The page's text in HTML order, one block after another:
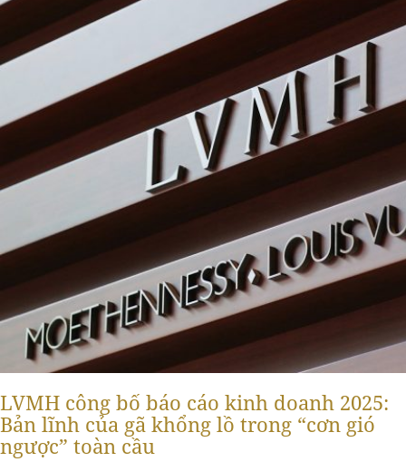
LVMH công bố báo cáo kinh doanh 2025:
Bản lĩnh của gã khổng lồ trong “cơn gió
ngược” toàn cầu